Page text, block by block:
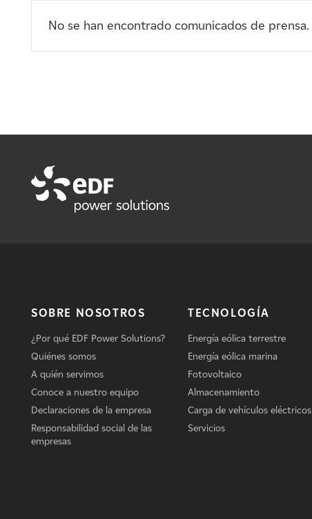
AfiliadosNo se han encontrado comunicados de prensa.
SOBRE NOSOTROS
¿Por qué EDF Power Solutions?
Quiénes somos
A quién servimos
Conoce a nuestro equipo
Declaraciones de la empresa
Responsabilidad social de las
empresas
TECNOLOGÍA
Energía eólica terrestre
Energía eólica marina
Fotovoltaico
Almacenamiento
Carga de vehículos eléctricos
Servicios